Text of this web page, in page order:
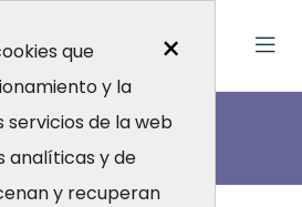
×
que
y la
servicios de la web
analíticas y de
y recuperan